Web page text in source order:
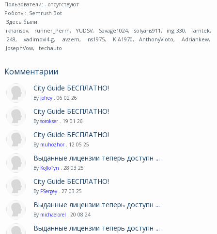
Пользователи: - отсутствуют
Роботы: Semrush Bot
Здесь были:
ikharisov, runner_Perm, YUDSV, Savage1024, solyaris911, ing 330, Tamtek,
248, vadimovi4-g, avzem, ns1975, KIA1970, AnthonyVioto, Adriankew,
JosephVow, techauto
Комментарии
City Guide БЕСПЛАТНО!
By jofrey . 06 02 26
City Guide БЕСПЛАТНО!
By sorokser . 19 01 26
City Guide БЕСПЛАТНО!
By muhozhor . 12 05 25
Выданные лицензии теперь доступн ...
By KoJIoTyn . 28 03 25
City Guide БЕСПЛАТНО!
By FSergey . 27 03 25
Выданные лицензии теперь доступн ...
By michaelorel . 20 08 24
Выданные лицензии теперь доступн ...